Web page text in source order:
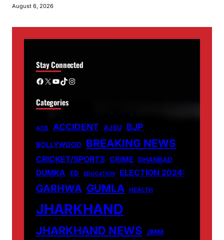
August 6, 2026
Stay Connected
Facebook X YouTube TikTok Instagram
Categories
ACB ACCIDENT AJSU BJP
BOLLYWOOD BREAKING NEWS
CRICKET/SPORTS CRIME DHANBAD
DUMKA ED EDUCATION ELECTION 2024:
GARHWA GUMLA HEALTH
JHARKHAND
JHARKHAND NEWS JMM